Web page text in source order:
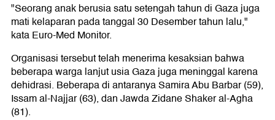
"Seorang anak berusia satu setengah tahun di Gaza juga
mati kelaparan pada tanggal 30 Desember tahun lalu,"
kata Euro-Med Monitor.
Organisasi tersebut telah menerima kesaksian bahwa
beberapa warga lanjut usia Gaza juga meninggal karena
dehidrasi. Beberapa di antaranya Samira Abu Barbar (59),
Issam al-Najjar (63), dan Jawda Zidane Shaker al-Agha
(81).